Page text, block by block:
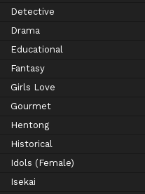
Detective
Drama
Educational
Fantasy
Girls Love
Gourmet
Hentong
Historical
Idols (Female)
Isekai